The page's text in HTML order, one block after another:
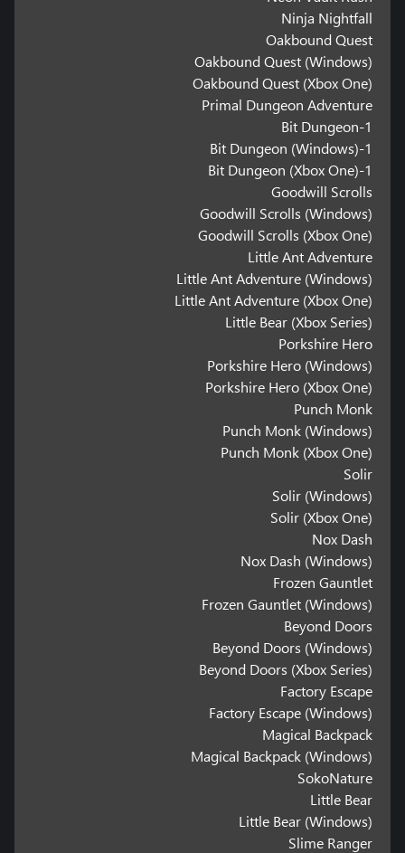
Ninja Nightfall
Oakbound Quest
Oakbound Quest (Windows)
Oakbound Quest (Xbox One)
Primal Dungeon Adventure
1-Bit Dungeon
1-Bit Dungeon (Windows)
1-Bit Dungeon (Xbox One)
Goodwill Scrolls
Goodwill Scrolls (Windows)
Goodwill Scrolls (Xbox One)
Little Ant Adventure
Little Ant Adventure (Windows)
Little Ant Adventure (Xbox One)
Little Bear (Xbox Series)
Porkshire Hero
Porkshire Hero (Windows)
Porkshire Hero (Xbox One)
Punch Monk
Punch Monk (Windows)
Punch Monk (Xbox One)
Solir
Solir (Windows)
Solir (Xbox One)
Nox Dash
Nox Dash (Windows)
Frozen Gauntlet
Frozen Gauntlet (Windows)
Beyond Doors
Beyond Doors (Windows)
Beyond Doors (Xbox Series)
Factory Escape
Factory Escape (Windows)
Magical Backpack
Magical Backpack (Windows)
SokoNature
Little Bear
Little Bear (Windows)
Slime Ranger